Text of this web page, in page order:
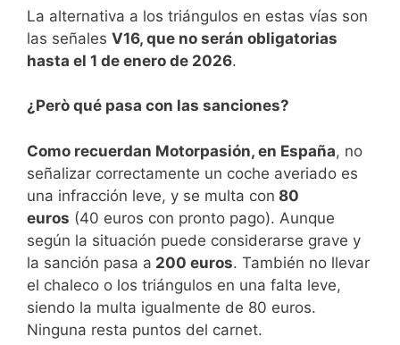
La alternativa a los triángulos en estas vías son
las señales V16, que no serán obligatorias
hasta el 1 de enero de 2026.
¿Però qué pasa con las sanciones?
Como recuerdan Motorpasión, en España, no
señalizar correctamente un coche averiado es
una infracción leve, y se multa con 80
euros (40 euros con pronto pago). Aunque
según la situación puede considerarse grave y
la sanción pasa a 200 euros. También no llevar
el chaleco o los triángulos en una falta leve,
siendo la multa igualmente de 80 euros.
Ninguna resta puntos del carnet.